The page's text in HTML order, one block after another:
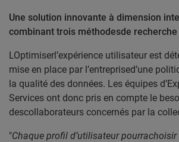
Une solution innovante à dimension
combinant trois méthodesde recherche
LOptimiserl’expérience utilisateur est
mise en place par l’entreprised’une
la qualité des données. Les équipes
Services ont donc pris en compte le
descollaborateurs concernés par la
"Chaque profil d’utilisateur